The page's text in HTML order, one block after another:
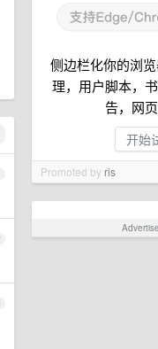
侧边栏化你的浏
理，用户脚本，
告，网
开始
Promoted by ris